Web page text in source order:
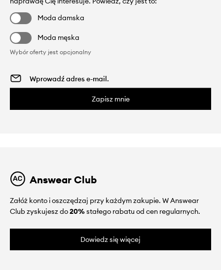
Moda damska
Moda męska
Wybór oferty jest opcjonalny
Zapisz mnie
Answear Club
Załóż konto i oszczędzaj przy każdym zakupie. W Answear
Club zyskujesz do20%stałego rabatu od cen regularnych.
Dowiedz się więcej